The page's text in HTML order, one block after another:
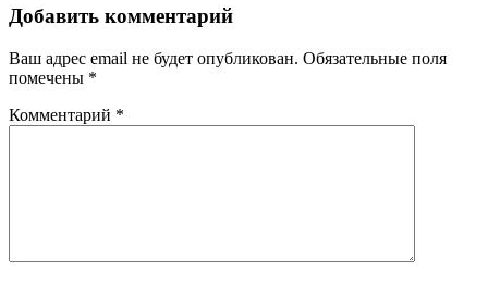
Добавить комментарий
Ваш адрес email не будет опубликован. Обязательные поля
помечены *
Комментарий *